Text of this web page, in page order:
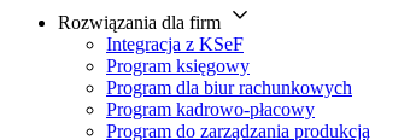
Rozwiązania dla firm
Integracja z KSeF
Program księgowy
Program dla biur rachunkowych
Program kadrowo-płacowy
Program do zarządzania produkcją